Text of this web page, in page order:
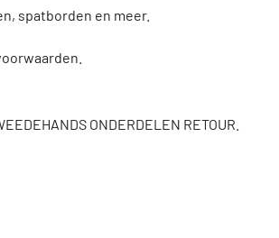
spatborden en meer.
ONDERDELEN RETOUR.